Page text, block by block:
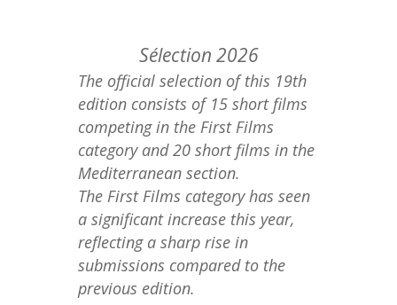
Sélection 2026
The official selection of this 19th
edition consists of 15 short films
competing in the First Films
category and 20 short films in the
Mediterranean section.
The First Films category has seen
a significant increase this year,
reflecting a sharp rise in
submissions compared to the
previous edition.